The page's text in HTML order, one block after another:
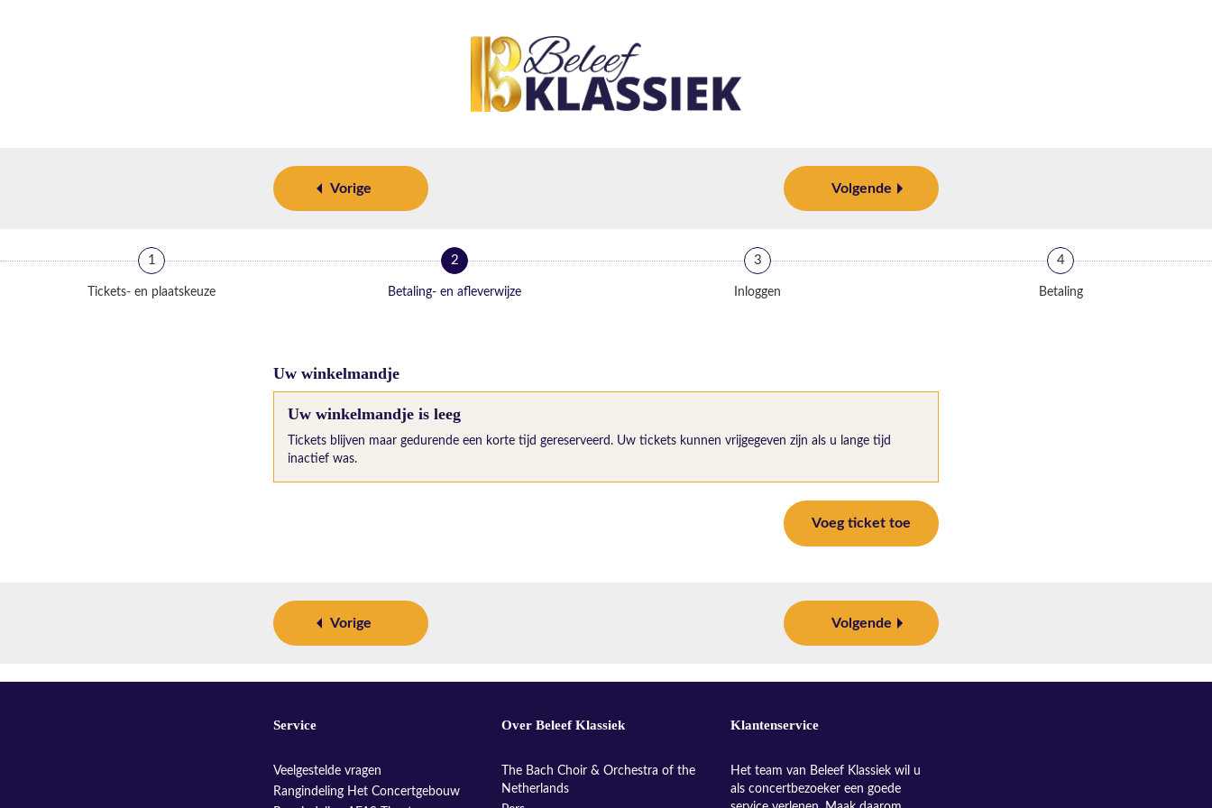
Vorige Volgende
1
Tickets- en plaatskeuze
2
Betaling- en afleverwijze
3
Inloggen
4
Betaling
Uw winkelmandje
Uw winkelmandje is leeg
Tickets blijven maar gedurende een korte tijd gereserveerd. Uw tickets kunnen vrijgegeven zijn als u lange tijd
inactief was.
Voeg ticket toe
Vorige Volgende
Service
Veelgestelde vragen
Rangindeling Het Concertgebouw
Over Beleef Klassiek
The Bach Choir & Orchestra of the
Netherlands
Klantenservice
Het team van Beleef Klassiek wil u
als concertbezoeker een goede